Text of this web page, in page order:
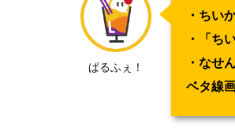
ぱるふぇ！
・ちい
・「ち
・なせ
ベタ線